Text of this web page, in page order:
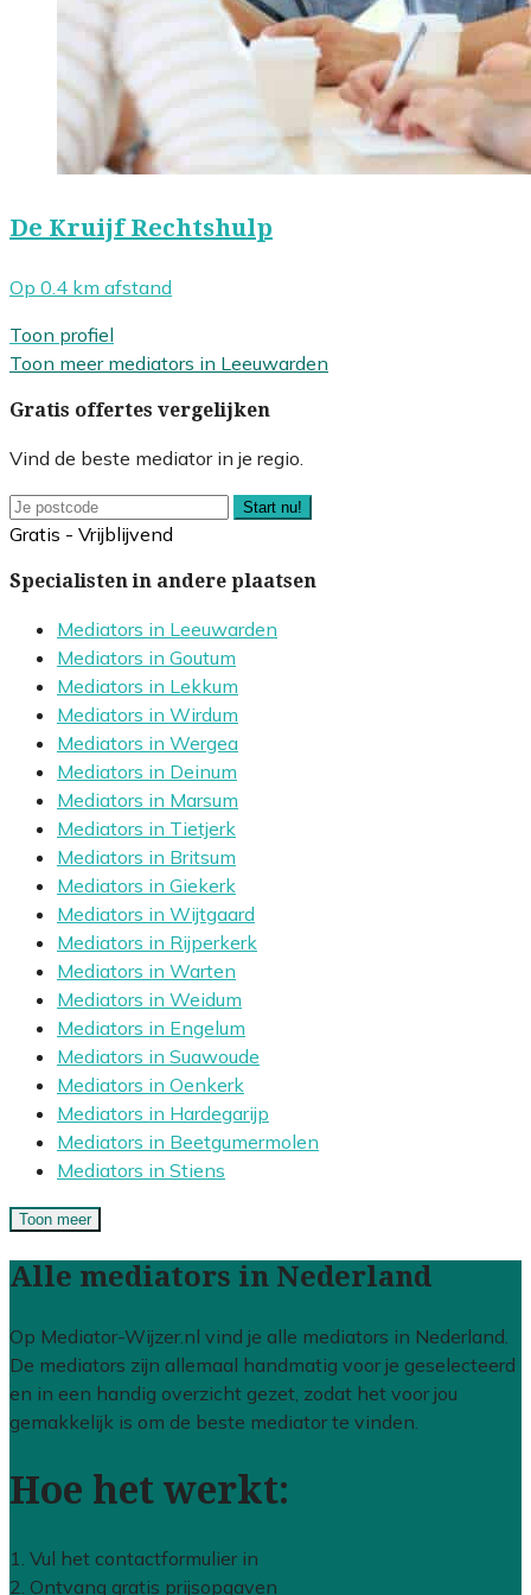
De Kruijf Rechtshulp
Op 0.4 km afstand
Toon profiel
Toon meer mediators in Leeuwarden
Gratis offertes vergelijken
Vind de beste mediator in je regio.
Start nu!
Gratis - Vrijblijvend
Specialisten in andere plaatsen
Mediators in Leeuwarden
Mediators in Goutum
Mediators in Lekkum
Mediators in Wirdum
Mediators in Wergea
Mediators in Deinum
Mediators in Marsum
Mediators in Tietjerk
Mediators in Britsum
Mediators in Giekerk
Mediators in Wijtgaard
Mediators in Rijperkerk
Mediators in Warten
Mediators in Weidum
Mediators in Engelum
Mediators in Suawoude
Mediators in Oenkerk
Mediators in Hardegarijp
Mediators in Beetgumermolen
Mediators in Stiens
Toon meer
Alle mediators in Nederland
Op Mediator-Wijzer.nl vind je alle mediators in Nederland.
De mediators zijn allemaal handmatig voor je geselecteerd
en in een handig overzicht gezet, zodat het voor jou
gemakkelijk is om de beste mediator te vinden.
Hoe het werkt:
1. Vul het contactformulier in
2. Ontvang gratis prijsopgaven